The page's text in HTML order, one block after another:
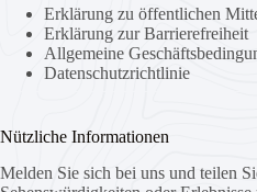
Erklärung zu öffentlichen
Erklärung zur Barrierefreiheit
Allgemeine
Datenschutzrichtlinie
Nützliche Informationen
Melden Sie sich bei uns und teilen